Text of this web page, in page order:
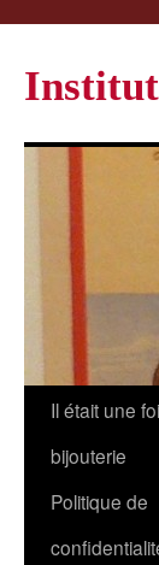
Il était une
bijouterie
Politique de